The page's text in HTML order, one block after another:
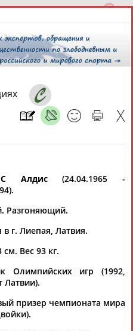
2026 года,
Расширенный поиск
Алдис(24.04.1965 -
Разгоняющий.
в г. Лиепая, Латвия.
см. Вес 93 кг.
Олимпийских игр (1992,
Латвии).
призер чемпионата мира